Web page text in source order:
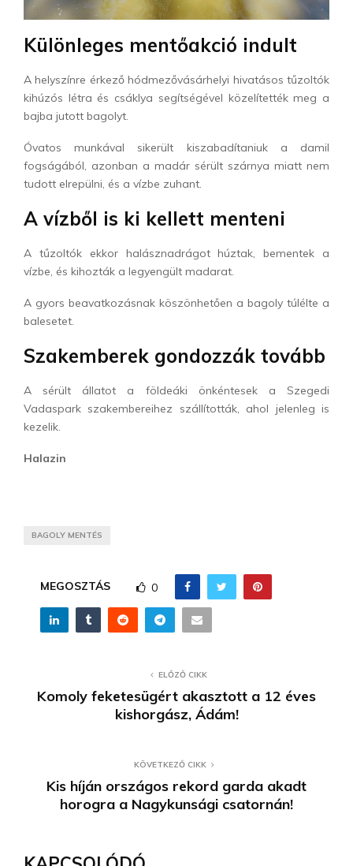
Különleges mentőakció indult
A helyszínre érkező hódmezővásárhelyi hivatásos tűzoltók
kihúzós létra és csáklya segítségével közelítették meg a
bajba jutott bagolyt.
Óvatos munkával sikerült kiszabadítaniuk a damil
fogságából, azonban a madár sérült szárnya miatt nem
tudott elrepülni, és a vízbe zuhant.
A vízből is ki kellett menteni
A tűzoltók ekkor halásznadrágot húztak, bementek a
vízbe, és kihozták a legyengült madarat.
A gyors beavatkozásnak köszönhetően a bagoly túlélte a
balesetet.
Szakemberek gondozzák tovább
A sérült állatot a földeáki önkéntesek a Szegedi
Vadaspark szakembereihez szállították, ahol jelenleg is
kezelik.
Halazin
BAGOLY MENTÉS
MEGOSZTÁS 0
ELŐZŐ CIKK
Komoly feketesügért akasztott a 12 éves
kishorgász, Ádám!
KÖVETKEZŐ CIKK
Kis híján országos rekord garda akadt
horogra a Nagykunsági csatornán!